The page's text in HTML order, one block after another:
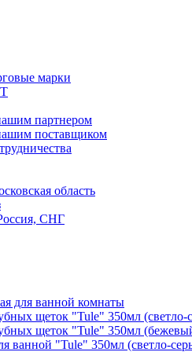
марки
партнером
поставщиком
область
СНГ
для ванной комнаты
щеток "Tule" 350мл (светло-
щеток "Tule" 350мл
ванной "Tule" 350мл (светло-